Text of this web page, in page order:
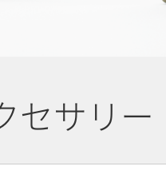
セサリー